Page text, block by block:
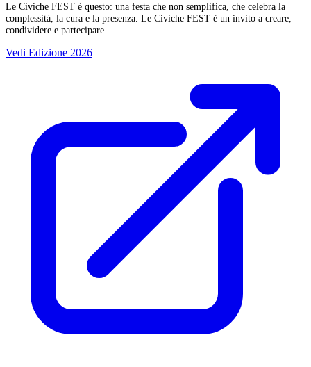
Le Civiche FEST è questo: una festa che non semplifica, che celebra la
complessità, la cura e la presenza. Le Civiche FEST è un invito a creare,
condividere e partecipare.
Vedi Edizione 2026